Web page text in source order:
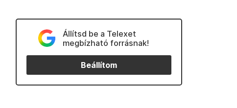
Állítsd be a Telexet
megbízható forrásnak!
Beállítom